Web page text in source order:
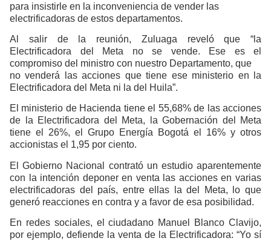
para insistirle en la inconveniencia de vender las
electrificadoras de estos departamentos.
Al salir de la reunión, Zuluaga reveló que “la
Electrificadora del Meta no se vende. Ese es el
compromiso del ministro con nuestro Departamento, que
no venderá las acciones que tiene ese ministerio en la
Electrificadora del Meta ni la del Huila”.
El ministerio de Hacienda tiene el 55,68% de las acciones
de la Electrificadora del Meta, la Gobernación del Meta
tiene el 26%, el Grupo Energía Bogotá el 16% y otros
accionistas el 1,95 por ciento.
El Gobierno Nacional contrató un estudio aparentemente
con la intención deponer en venta las acciones en varias
electrificadoras del país, entre ellas la del Meta, lo que
generó reacciones en contra y a favor de esa posibilidad.
En redes sociales, el ciudadano Manuel Blanco Clavijo,
por ejemplo, defiende la venta de la Electrificadora: “Yo sí